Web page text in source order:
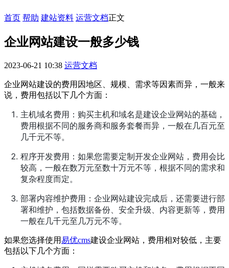
首页 帮助 建站资料 运营文档正文
企业网站建设一般多少钱
2023-06-21 10:38 运营文档
企业网站建设的费用因地区、规模、需求等因素而异，一般来
说，费用包括以下几个方面：
主机域名费用：购买主机和域名是建设企业网站的基础，
费用根据不同的服务商和服务套餐而异，一般在几百元至
几千元不等。
程序开发费用：如果您需要定制开发企业网站，费用会比
较高，一般在数万元至数十万元不等，根据不同的需求和
复杂程度而定。
部署内容维护费用：企业网站建设完成后，还需要进行部
署和维护，包括数据备份、安全升级、内容更新等，费用
一般在几千元至几万元不等。
如果您选择使用易优cms建设企业网站，费用相对较低，主要
包括以下几个方面：